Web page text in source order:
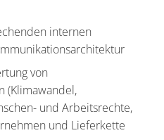
internen
von
(Klimawandel,
und Arbeitsrechte,
und Lieferkette